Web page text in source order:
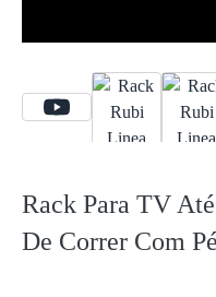
Rack Para TV
De Correr Com